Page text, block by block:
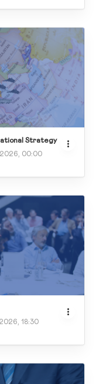
Strategy
00:00
18:30